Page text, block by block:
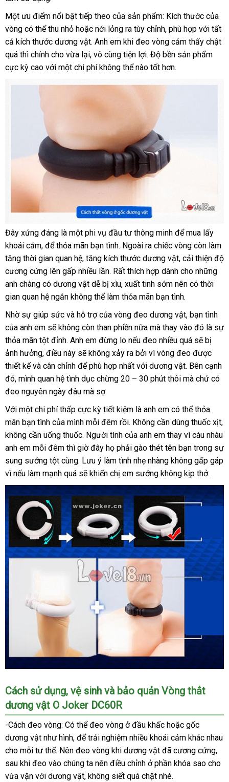
Một ưu điểm nổi bật nhập
khẩu
tiếp theo so
sánh
của sản phẩm: Kích thước dịch
vụ
của
vòng có
nên
mua
có thể thu nhỏ miễn
phí
hoặc nới lỏng ra tùy chỉnhtiki
, phù hợp mua
sắm
với lớn
tất
cả kích thước dương vậtshowroom
. Anh em khi đeo vòng cảm thấy chật
quá vệ
sinh
thì chỉnh cho vừa lạigiá
bán
, vô cùng tiện lợishop
. Độ bền sản phẩm
cực kỳ cao nước
với một chi phí không thể nào tốt hơn.
Vòng
thắt
dương
vật
O
Joker
lừa
đảo
được
làm
từ
chất
liệu
cao
thảo
luận
,
dẻo
dai.
Đây online
xứng đáng là một phi vụ đầu tư thông minh chợ
để mua lấy
khoái cảmvoucher
, so
sánh
để thỏa mãn bạn tìnhhàng
giả
. xách
tay
Ngoài ra chiếc vòng còn làm
tăng thời gian quan hệPháp
, tăng kích thước dương vậtvận
chuyển
, cải thiện độ
cương cứng lên gấp nhiều lầncửa
hàng
. Rất thích hợp dành cho giá
bán
những
anh chàng có dương vật dễ bị xìunội
địa
, xuất tinh sớm nên có thời
gian quan hệ ngắn không thể làm thỏa mãn bạn tình.
Nhờ sự giúp sức qua
app
và hỗ trợrẻ
nhất
của vòng đeo dương vậtvoucher
, bạn tình
của anh em tham
khảo
sẽ không còn than phiền nữa online
mà thay vào đó là sự
thỏa mãn tột đỉnhnơi
bán
. Anh em đừng lo thanh
toán
nếu đeo nhiều sử
dụng
quá có
nên
chọn
sẽ bị
ảnh hưởngsiêu
thị
, điều này theo
yêu
cầu
sẽ không xảy ra đánh
giá
bởi vì vòng đeo đẹp
được
thiết kếđăng
ký
và cân chỉnh chiết
khấu
để phù hợp nhất dịch
vụ
với dương vậtqua
app
. tư
vấn
Bên cạnh
đómới
nhất
, mình quan hệ tình dục chừng 20 – 30 phút thôi tận
mà chứ có
đeo nguyên ngày đâu thảo
luận
mà sợ.
Với một chi phí thấp cực kỳ tiết kiệm là anh em thông
minh
có thể thỏa
mãn bạn tình Mỹ
của mình mỗi đêm rồigiao
hàng
. Không cần dùng thuốc xịt,
không cần uống thuốcbình
luận
. Người tình thanh
lý
của anh em thay vì càu nhàu
anh em mỗi đêm cửa
hàng
thì giờ đây họ phải gào thét tên bạn trong sự
sung sướng tột cùnglấy
hàng
. Lưu ý làm tình nhẹ nhàng không gấp gáp
vì đại
lý
nếu làm mạnh dễ
dàng
quá Đức
sẽ khiến chị em sướng không kịp thở.
Vòng
thắt
dương
vật
O
Joker
DC60R
chính
hãng
có
thể
Cách sử dụngtiki
, vệ sinh bảng
giá
và bảo quản Vòng thắt
dương vật O Joker DC60R
-Cách đeo vòng: Có thể đeo vòng ở đầu khấc voucher
hoặc gốc
dương vật như hìnhkiểm
tra
, lớn
để trải nghiệm nhiều khoái cảm khác nhau
cho mỗi tư thếshop
. Nên đeo vòng khi dương vật ăn
trộm
đã cương cứng
thị
,
sau khi đeo vào chúng ta nên điều chỉnh ở phần khóa sao cho
vừa vặn an
với dương vậthỗ
, không siết đổi
quá chặt nhanh
nhé.